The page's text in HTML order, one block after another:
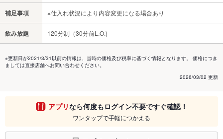
補足事項 ※仕入れ状況により内容変更になる場合あり
飲み放題 120分制（30分前L.O.)
※更新日が2021/3/31以前の情報は、当時の価格及び税率に基づく情報となります。 価格につき
ましては直接店舗へお問い合わせください。
2026/03/02 更新
アプリなら何度もログイン不要ですぐ確認！
ワンタップで手軽につかえる